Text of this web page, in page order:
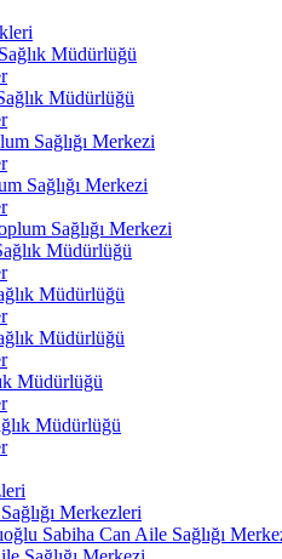
Müdürlüğü
Müdürlüğü
Sağlığı Merkezi
Sağlığı Merkezi
Sağlığı Merkezi
Müdürlüğü
Müdürlüğü
Müdürlüğü
Müdürlüğü
Müdürlüğü
Merkezleri
Sabiha Can Aile Sağlığı